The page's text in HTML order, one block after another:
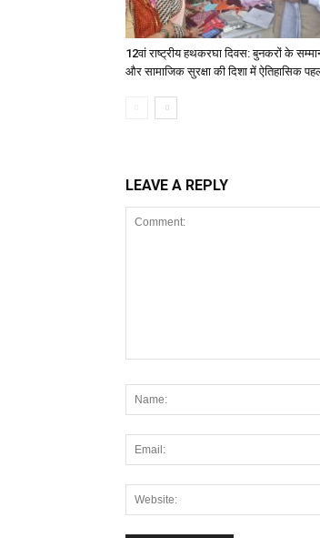
12वां राष्ट्रीय हथकरघा दिवस: बुनकरों के
और सामाजिक सुरक्षा की दिशा में ऐतिहासिक
LEAVE A REPLY